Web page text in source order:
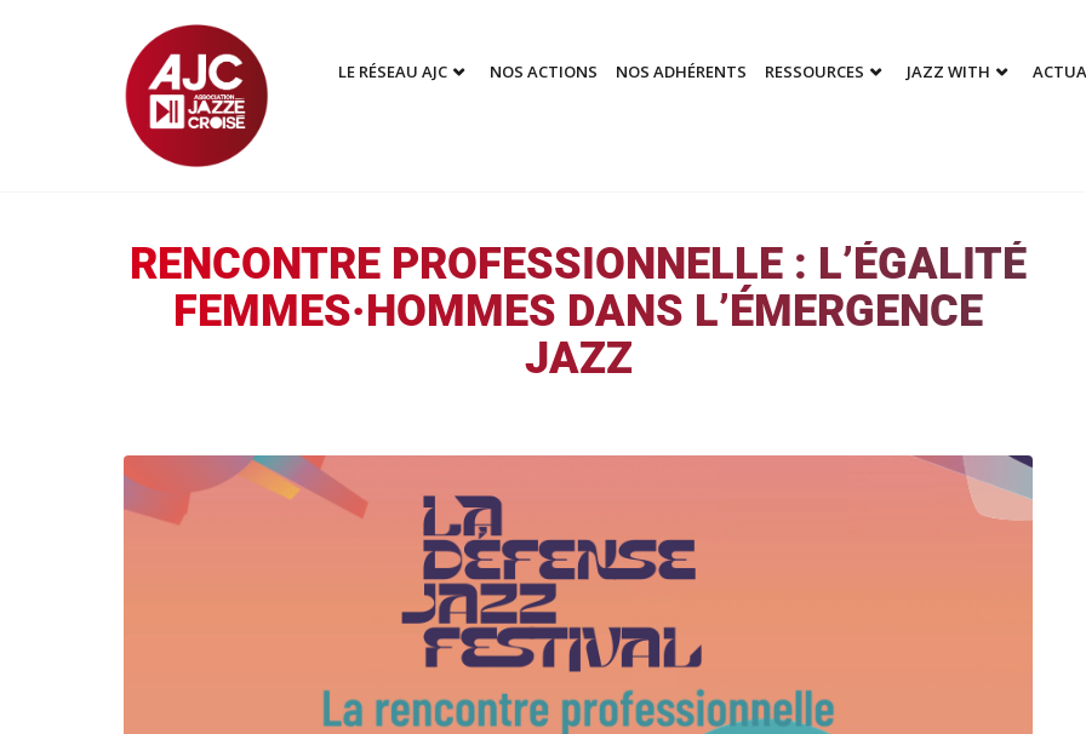
LE RÉSEAU AJC NOS ACTIONS NOS ADHÉRENTS RESSOURCES JAZZ WITH
RENCONTRE PROFESSIONNELLE : L’ÉGALITÉ
FEMMES·HOMMES DANS L’ÉMERGENCE
JAZZ